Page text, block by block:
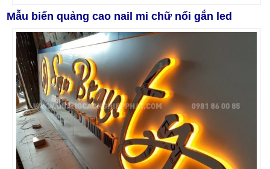
Mẫu biển quảng cao nail mi chữ nổi gắn led